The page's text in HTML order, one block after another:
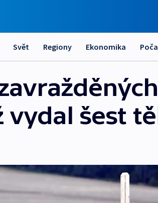
Svět Regiony Ekonomika
vydal šest